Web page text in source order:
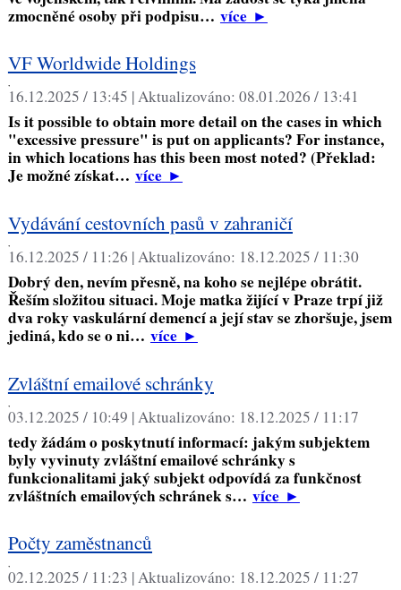
zmocněné osoby při podpisu… více►
VF Worldwide Holdings
,
16.12.2025 / 13:45 |Aktualizováno: 08.01.2026 / 13:41
Is it possible to obtain more detail on the cases in which
"excessive pressure" is put on applicants? For instance,
in which locations has this been most noted? (Překlad:
Je možné získat… více►
Vydávání cestovních pasů v zahraničí
,
16.12.2025 / 11:26 |Aktualizováno: 18.12.2025 / 11:30
Dobrý den, nevím přesně, na koho se nejlépe obrátit.
Řeším složitou situaci. Moje matka žijící v Praze trpí již
dva roky vaskulární demencí a její stav se zhoršuje, jsem
jediná, kdo se o ni… více►
Zvláštní emailové schránky
,
03.12.2025 / 10:49 |Aktualizováno: 18.12.2025 / 11:17
tedy žádám o poskytnutí informací: jakým subjektem
byly vyvinuty zvláštní emailové schránky s
funkcionalitami jaký subjekt odpovídá za funkčnost
zvláštních emailových schránek s… více►
Počty zaměstnanců
,
02.12.2025 / 11:23 |Aktualizováno: 18.12.2025 / 11:27